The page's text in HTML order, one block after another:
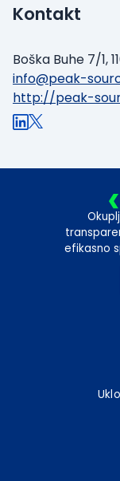
Kontakt
Boška Buhe 7/1,
info@peak-
http://peak-
efikasno